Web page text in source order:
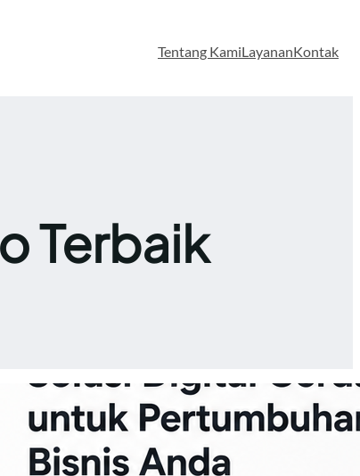
Tentang KamiLayananKontak
Terbaik